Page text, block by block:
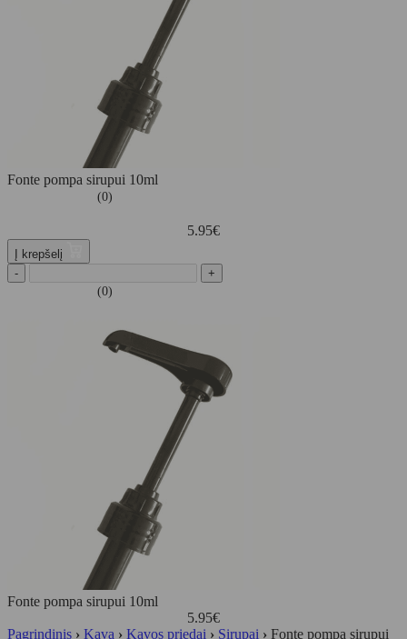
Fonte pompa sirupui 10ml
(0)
5.95€
Į krepšelį
-
+
(0)
Fonte pompa sirupui 10ml
5.95€
Pagrindinis › Kava › Kavos priedai › Sirupai › Fonte pompa sirupui